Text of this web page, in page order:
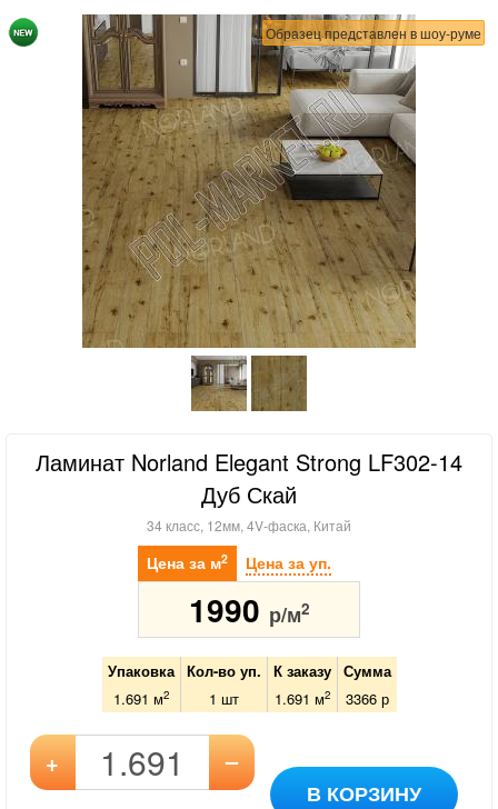
Образец представлен в шоу-руме
Ламинат Norland Elegant Strong LF302-14
Дуб Скай
34 класс, 12мм, 4V-фаска, Китай
Цена за м2 Цена за уп.
1990 р/м2
Упаковка Кол-во уп. К заказу
Сумма
1.691 м2 1 шт 1.691 м2 3366р
+ –
В КОРЗИНУ